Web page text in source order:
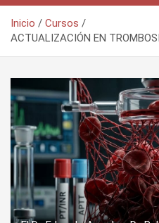
Inicio
Cursos
ACTUALIZACIÓN EN